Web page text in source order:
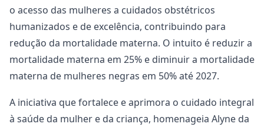
o acesso das mulheres a cuidados obstétricos
humanizados e de excelência, contribuindo para
redução da mortalidade materna. O intuito é reduzir a
mortalidade materna em 25% e diminuir a mortalidade
materna de mulheres negras em 50% até 2027.
A iniciativa que fortalece e aprimora o cuidado integral
à saúde da mulher e da criança, homenageia Alyne da